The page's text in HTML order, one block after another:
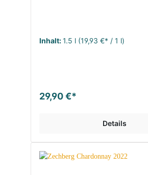
Inhalt:1.5 l (19,93 €* / 1 l)
29,90 €*
Details